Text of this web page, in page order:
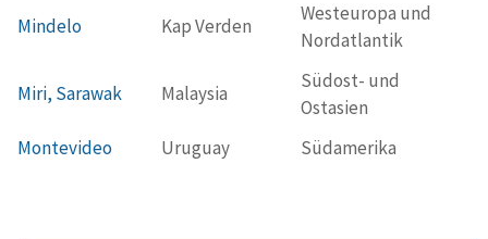
Mindelo Kap Verden
Westeuropa und
Nordatlantik
Miri, Sarawak Malaysia
Südost- und
Ostasien
Montevideo
Uruguay Südamerika